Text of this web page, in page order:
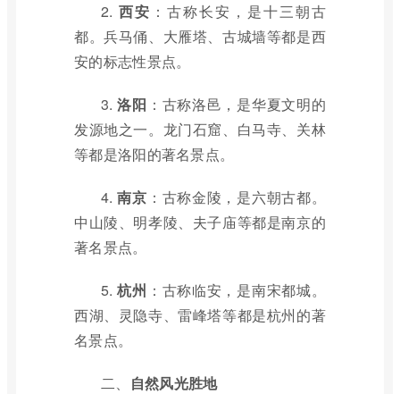
2. 西安 ：古称长安，是十三朝古
都。兵马俑、大雁塔、古城墙等都是西
安的标志性景点。
3.洛阳 ：古称洛邑，是华夏文明的
发源地之一。龙门石窟、白马寺、关林
等都是洛阳的著名景点。
4.南京 ：古称金陵，是六朝古都。
中山陵、明孝陵、夫子庙等都是南京的
著名景点。
5.杭州 ：古称临安，是南宋都城。
西湖、灵隐寺、雷峰塔等都是杭州的著
名景点。
二、 自然风光胜地